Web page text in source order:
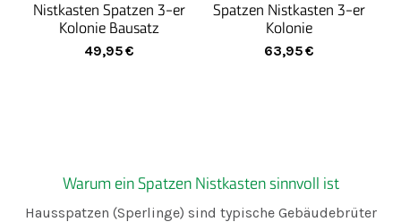
Nistkasten Spatzen 3-er
Kolonie Bausatz
49,95€
Spatzen Nistkasten 3-er
Kolonie
63,95€
Warum ein Spatzen Nistkasten sinnvoll ist
Hausspatzen (Sperlinge) sind typische Gebäudebrüter